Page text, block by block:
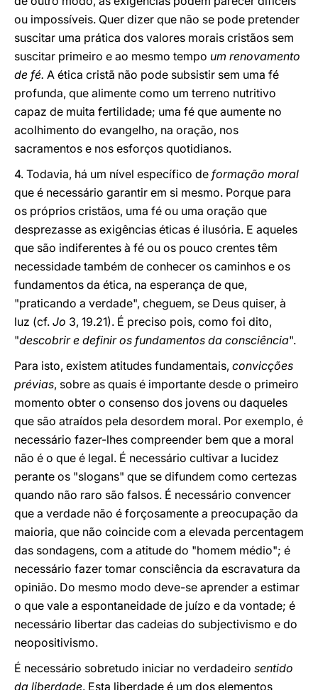
ou impossíveis. Quer dizer que não se pode pretender
suscitar uma prática dos valores morais cristãos sem
suscitar primeiro e ao mesmo tempo um renovamento
de fé. A ética cristã não pode subsistir sem uma fé
profunda, que alimente como um terreno nutritivo
capaz de muita fertilidade; uma fé que aumente no
acolhimento do evangelho, na oração, nos
sacramentos e nos esforços quotidianos.
4. Todavia, há um nível específico de formação moral
que é necessário garantir em si mesmo. Porque para
os próprios cristãos, uma fé ou uma oração que
desprezasse as exigências éticas é ilusória. E aqueles
que são indiferentes à fé ou os pouco crentes têm
necessidade também de conhecer os caminhos e os
fundamentos da ética, na esperança de que,
"praticando a verdade", cheguem, se Deus quiser, à
luz (cf. Jo 3, 19.21). É preciso pois, como foi dito,
"descobrir e definir os fundamentos da consciência".
Para isto, existem atitudes fundamentais, convicções
prévias, sobre as quais é importante desde o primeiro
momento obter o consenso dos jovens ou daqueles
que são atraídos pela desordem moral. Por exemplo, é
necessário fazer-lhes compreender bem que a moral
não é o que é legal. É necessário cultivar a lucidez
perante os "slogans" que se difundem como certezas
quando não raro são falsos. É necessário convencer
que a verdade não é forçosamente a preocupação da
maioria, que não coincide com a elevada percentagem
das sondagens, com a atitude do "homem médio"; é
necessário fazer tomar consciência da escravatura da
opinião. Do mesmo modo deve-se aprender a estimar
o que vale a espontaneidade de juízo e da vontade; é
necessário libertar das cadeias do subjectivismo e do
neopositivismo.
É necessário sobretudo iniciar no verdadeiro sentido
da liberdade. Esta liberdade é um dos elementos